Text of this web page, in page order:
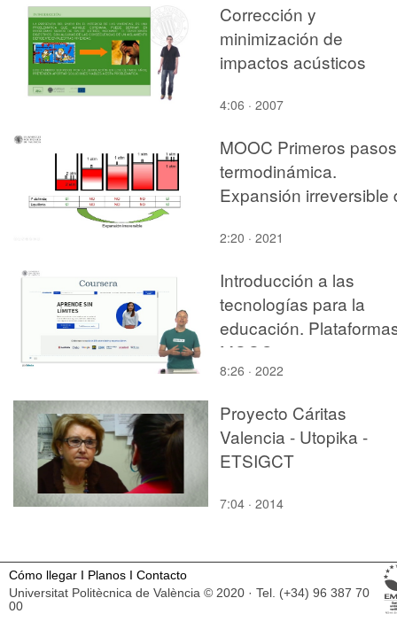
Corrección y
minimización de
impactos acústicos
4:06 · 2007
MOOC Primeros pasos
termodinámica.
Expansión irreversible
2:20 · 2021
Introducción a las
tecnologías para la
educación.
MOOC
8:26 · 2022
Proyecto Cáritas
Valencia - Utopika -
ETSIGCT
7:04 · 2014
Cómo llegar I Planos I Contacto
Universitat Politècnica de València © 2020 · Tel. (+34) 96 387 70
00